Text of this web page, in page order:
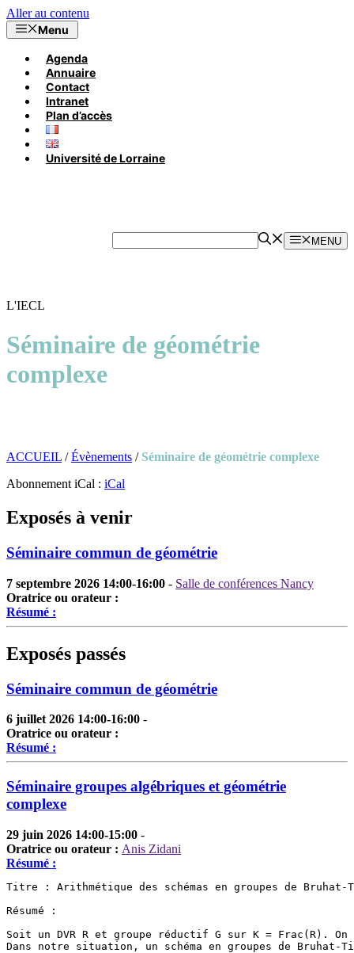
Aller au contenu
Menu
Agenda
Annuaire
Contact
Intranet
Plan d’accès
Université de Lorraine
MENU
L'IECL
Séminaire de géométrie
complexe
ACCUEIL /Évènements / Séminaire de géométrie complexe
Abonnement iCal : iCal
Exposés à venir
Séminaire commun de géométrie
7 septembre 2026 14:00-16:00 - Salle de conférences Nancy
Oratrice ou orateur :
Résumé :
Exposés passés
Séminaire commun de géométrie
6 juillet 2026 14:00-16:00 -
Oratrice ou orateur :
Résumé :
Séminaire groupes algébriques et géométrie
complexe
29 juin 2026 14:00-15:00 -
Oratrice ou orateur : Anis Zidani
Résumé :
Titre : Arithmétique des schémas en groupes de
Résumé :
Soit un DVR R et groupe réductif G sur K = Frac(R).
Dans notre situation, un schéma en groupes de